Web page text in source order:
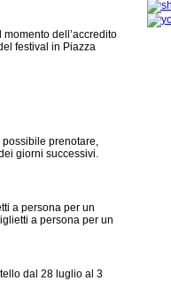
dell’accredito
festival in Piazza
prenotare,
giorni successivi.
a persona per un
a persona per un
dal 28 luglio al 3